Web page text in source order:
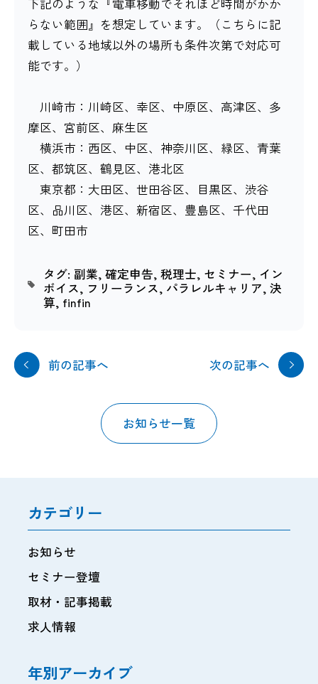
下記のような『電車移動でそれほど時間がかか
らない範囲』を想定しています。（こちらに記
載している地域以外の場所も条件次第で対応可
能です。）
川崎市：川崎区、幸区、中原区、高津区、多
摩区、宮前区、麻生区
横浜市：西区、中区、神奈川区、緑区、青葉
区、都筑区、鶴見区、港北区
東京都：大田区、世田谷区、目黒区、渋谷
区、品川区、港区、新宿区、豊島区、千代田
区、町田市
タグ: 副業, 確定申告, 税理士, セミナー, イン
ボイス, フリーランス, パラレルキャリア, 決
算, finfin
前の記事へ
お知らせ一覧
次の記事へ
カテゴリー
お知らせ
セミナー登壇
取材・記事掲載
求人情報
年別アーカイブ